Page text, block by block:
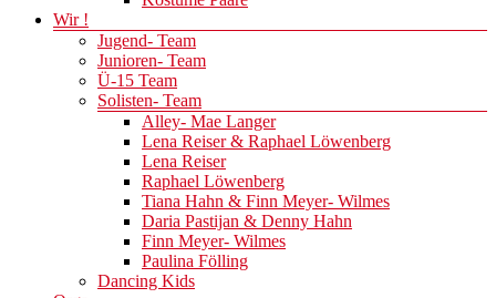
Wir !
Jugend- Team
Junioren- Team
Ü-15 Team
Solisten- Team
Alley- Mae Langer
Lena Reiser & Raphael Löwenberg
Lena Reiser
Raphael Löwenberg
Tiana Hahn & Finn Meyer- Wilmes
Daria Pastijan & Denny Hahn
Finn Meyer- Wilmes
Paulina Fölling
Dancing Kids